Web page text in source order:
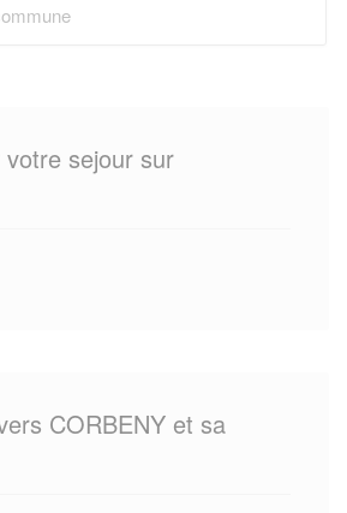
sejour sur
CORBENY et sa